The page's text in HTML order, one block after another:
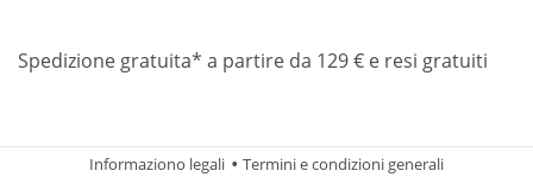
Spedizione gratuita* a partire da 129 € e resi gratuiti
Informaziono legali
Termini e condizioni generali